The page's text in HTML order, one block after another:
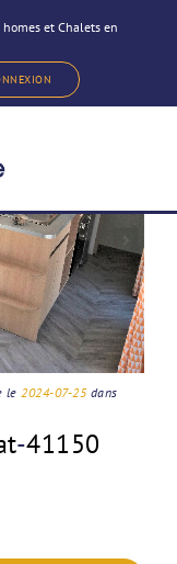
et Chalets en
le 2024-07-25dans
-41150